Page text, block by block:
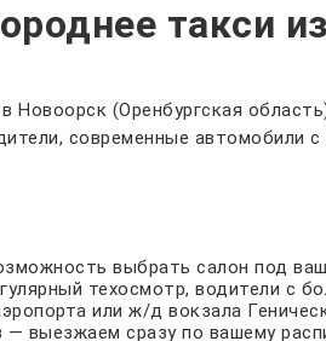
такси
Новоорск (Оренбургская
современные автомобили
выбрать салон под
техосмотр, водители с
или ж/д вокзала
выезжаем сразу по вашему